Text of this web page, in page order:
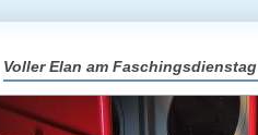
Voller Elan am Faschingsdienstag